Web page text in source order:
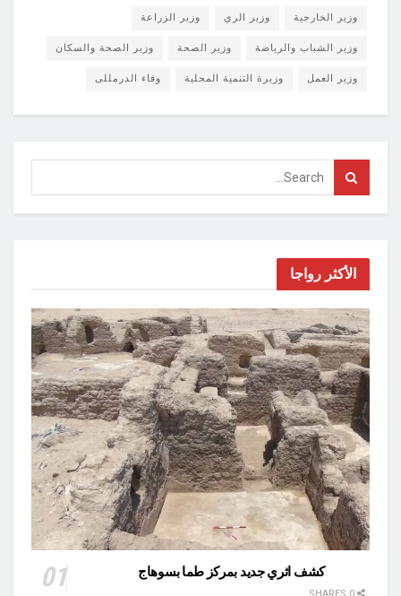
وزير الخارجية وزير الري وزير الزراعة
وزير الشباب والرياضة وزير الصحة وزير الصحة والسكان
وزير العمل وزيرة التنمية المحلية وفاء الدرمللى
الأكثر رواجا
كشف اثري جديد بمركز طما بسوهاج